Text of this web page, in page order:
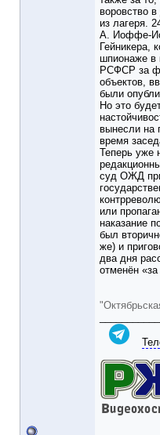
воровство
из лагеря.
А. Иоффе-
Гейникера,
шпионаже в
РСФСР за
объектов,
были
Но это
вынесли на
время
Теперь уже
суд ОЖД
или
наказание
был
же) и
два дня
отменён